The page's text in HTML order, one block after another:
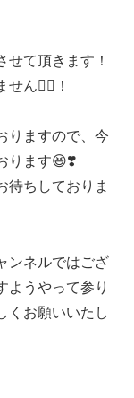
て頂きます！
ん🙇‍♀️！
りますので、今
ります😆❣️
待ちしておりま
ンネルではござ
ようやって参り
くお願いいたし